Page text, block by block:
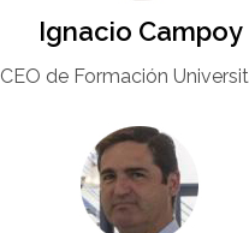
Ignacio Campoy​
CEO de Formación